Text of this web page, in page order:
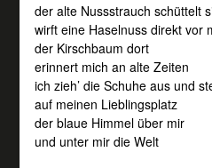
der alte Nussstrauch schüttelt
wirft eine Haselnuss direkt vor
der Kirschbaum dort
erinnert mich an alte Zeiten
ich zieh’ die Schuhe aus und
auf meinen Lieblingsplatz
der blaue Himmel über mir
und unter mir die Welt